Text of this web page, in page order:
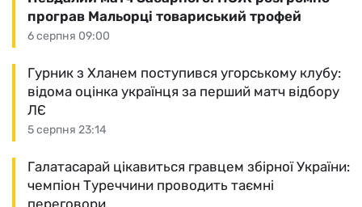
6 серпня 09:00
програв Мальорці товариський трофей
5 серпня 23:14
Гурник з Хланем поступився угорському клубу:
відома оцінка українця за перший матч відбору
ЛЄ
Галатасарай цікавиться гравцем збірної України:
чемпіон Туреччини проводить таємні